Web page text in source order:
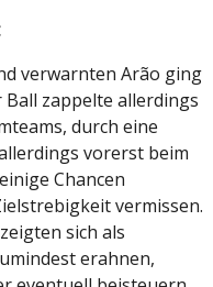
verwarnten Arão ging
zappelte allerdings
durch eine
vorerst beim
Chancen
vermissen.
sich als
erahnen,